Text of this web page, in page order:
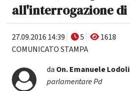
all'interrogazione
27.09.2016 14:39 5
1618
COMUNICATO STAMPA
da On.Emanuele
parlamentare Pd